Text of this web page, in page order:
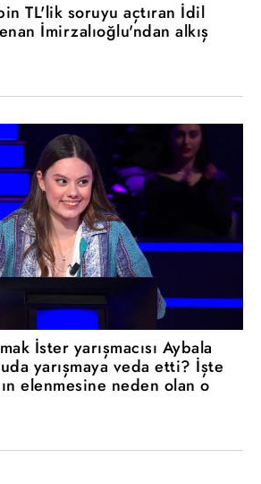
TL'lik soruyu açtıran İdil
İmirzalıoğlu'ndan alkış
İster yarışmacısı Aybala
yarışmaya veda etti? İşte
elenmesine neden olan o